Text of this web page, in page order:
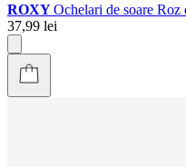
ROXYOchelari de soare Roz
37,99 lei